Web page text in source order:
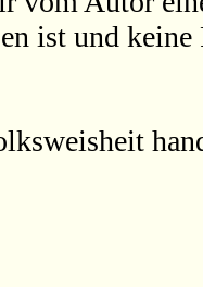
ist und keine